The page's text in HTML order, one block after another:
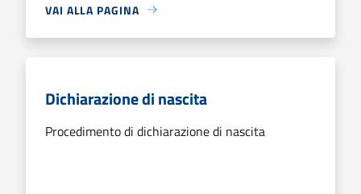
VAI ALLA PAGINA
Dichiarazione di nascita
Procedimento di dichiarazione di nascita